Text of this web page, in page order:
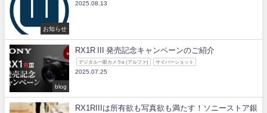
お知らせ
2025.08.13
blog
RX1R III 発売記念キャンペーンのご紹介
デジタル一眼カメラα (アルファ) サイバーショット
2025.07.25
RX1RIIIは所有欲も写真欲も満たす！ソニーストア銀